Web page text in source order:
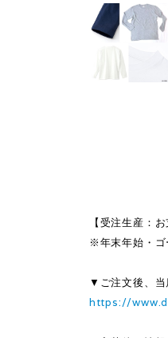
【受注生産：
※年末年始・ゴ
▼ご注文後、当
https://